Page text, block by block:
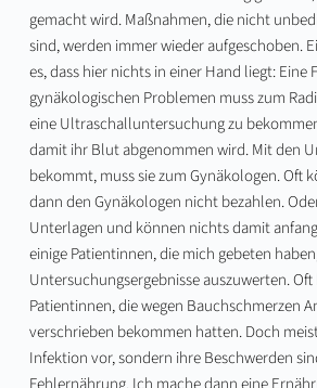
gemacht wird. Maßnahmen, die nicht
sind, werden immer wieder aufgeschoben.
es, dass hier nichts in einer Hand liegt: Eine
gynäkologischen Problemen muss zum
eine Ultraschalluntersuchung zu
damit ihr Blut abgenommen wird. Mit den
bekommt, muss sie zum Gynäkologen. Oft
dann den Gynäkologen nicht bezahlen.
Unterlagen und können nichts damit
einige Patientinnen, die mich gebeten
Untersuchungsergebnisse auszuwerten.
Patientinnen, die wegen Bauchschmerzen
verschrieben bekommen hatten. Doch
Infektion vor, sondern ihre Beschwerden